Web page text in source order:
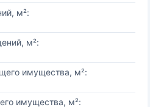
м²:
м²:
имущества, м²:
имущества, м²: